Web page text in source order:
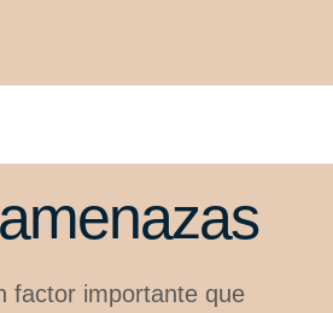
factor importante que